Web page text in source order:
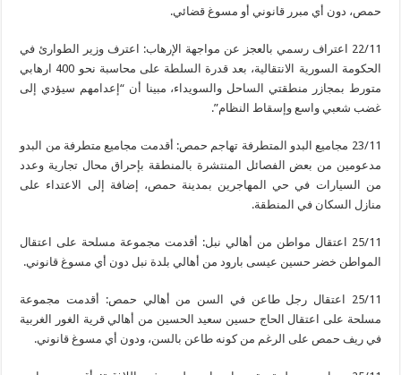
حمص، دون أي مبرر قانوني أو مسوغ قضائي.
22/11 اعتراف رسمي بالعجز عن مواجهة الإرهاب: اعترف وزير الطوارئ في
الحكومة السورية الانتقالية، بعد قدرة السلطة على محاسبة نحو 400 ارهابي
متورط بمجازر منطقتي الساحل والسويداء، مبينا أن “إعدامهم سيؤدي إلى
غضب شعبي واسع وإسقاط النظام”.
23/11 مجاميع البدو المتطرفة تهاجم حمص: أقدمت مجاميع متطرفة من البدو
مدعومين من بعض الفصائل المنتشرة بالمنطقة بإحراق محال تجارية وعدد
من السيارات في حي المهاجرين بمدينة حمص، إضافة إلى الاعتداء على
منازل السكان في المنطقة.
25/11 اعتقال مواطن من أهالي نبل: أقدمت مجموعة مسلحة على اعتقال
المواطن خضر حسين عيسى بارود من أهالي بلدة نبل دون أي مسوغ قانوني.
25/11 اعتقال رجل طاعن في السن من أهالي حمص: أقدمت مجموعة
مسلحة على اعتقال الحاج حسين سعيد الحسين من أهالي قرية الغور الغربية
في ريف حمص على الرغم من كونه طاعن بالسن، ودون أي مسوغ قانوني.